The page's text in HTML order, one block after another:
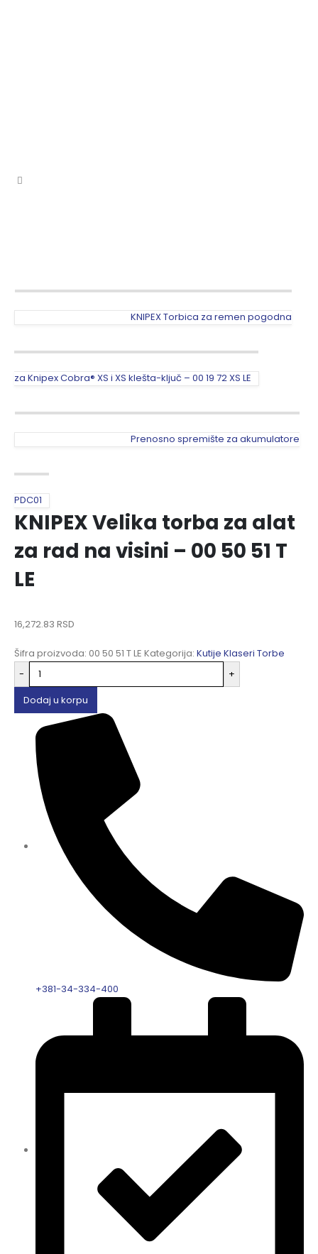
KNIPEX Torbica za remen pogodna
za Knipex Cobra® XS i XS klešta-ključ – 00 19 72 XS LE
Prenosno spremište za akumulatore
PDC01
KNIPEX Velika torba za alat
za rad na visini – 00 50 51 T
LE
16,272.83 RSD
Šifra proizvoda: 00 50 51 T LE Kategorija: Kutije Klaseri Torbe
-
+
Dodaj u korpu
+381-34-334-400